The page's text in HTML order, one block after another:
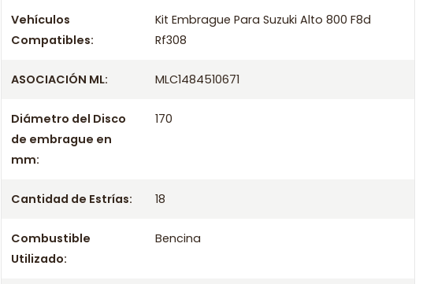
confirmación.
Vehículos
Compatibles:
Kit Embrague Para Suzuki Alto 800 F8d
Rf308
ASOCIACIÓN ML: MLC1484510671
Diámetro del Disco
de embrague en
mm:
170
Cantidad de Estrías: 18
Combustible
Utilizado:
Bencina